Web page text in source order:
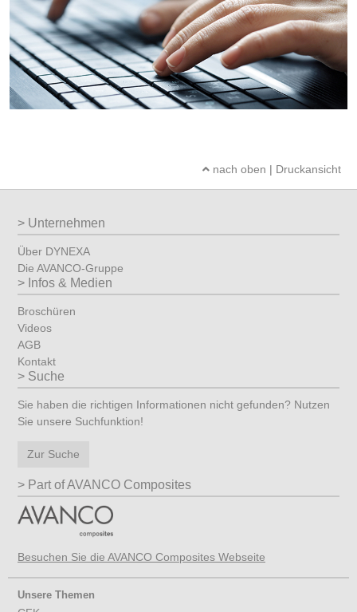
nach oben | Druckansicht
Unternehmen
Über DYNEXA
Die AVANCO-Gruppe
Infos & Medien
Broschüren
Videos
AGB
Kontakt
Suche
Sie haben die richtigen Informationen nicht gefunden? Nutzen
Sie unsere Suchfunktion!
Zur Suche
Part of AVANCO Composites
Besuchen Sie die AVANCO Composites Webseite
Unsere Themen